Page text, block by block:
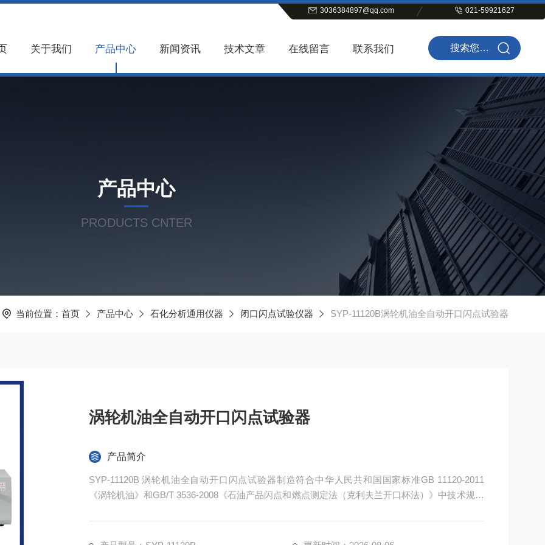
3036384897@qq.com 021-59921627
关于我们 产品中心 新闻资讯 技术文章 在线留言 联系我们
产品中心
PRODUCTS CNTER
当前位置： 首页 产品中心 石化分析通用仪器 闭口闪点试验仪器 SYP-11120B涡轮机油全自动开口闪点试验器
涡轮机油全自动开口闪点试验器
产品简介
SYP-11120B 涡轮机油全自动开口闪点试验器制造符合中华人民共和国国家标准GB 11120-2011
《涡轮机油》和GB/T 3536-2008《石油产品闪点和燃点测定法（克利夫兰开口杯法）》中技术规定
燃气-蒸汽联合循环涡轮